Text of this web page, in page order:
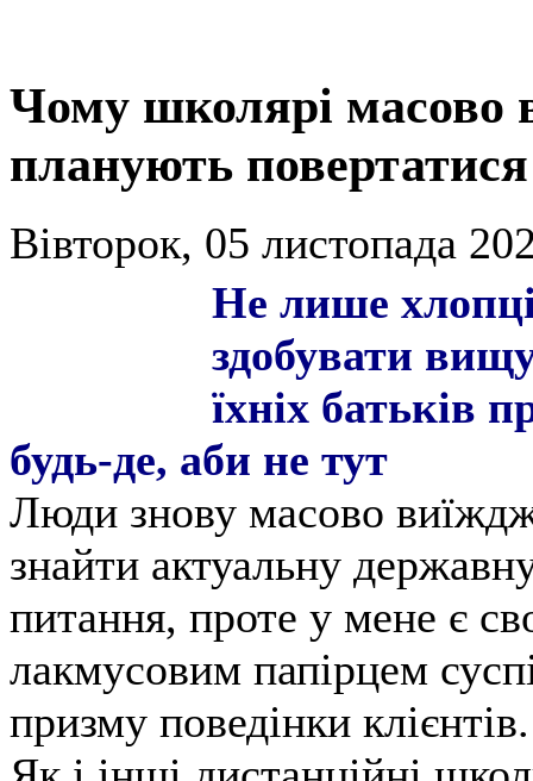
Чому школярі масово
планують повертатися
Вівторок, 05 листопада
Не лише
здобувати
їхніх батьків
будь-де, аби не тут
Люди знову масово
знайти актуальну
питання, проте у мене є
лакмусовим папірцем
призму поведінки клієнтів.